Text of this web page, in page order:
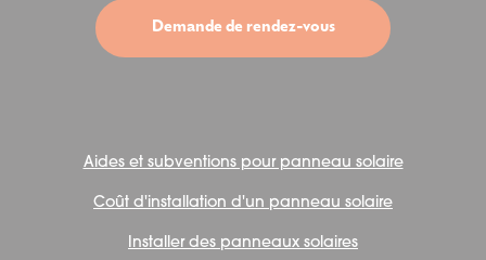
Demande de rendez-vous
Aides et subventions pour panneau solaire
Coût d'installation d'un panneau solaire
Installer des panneaux solaires